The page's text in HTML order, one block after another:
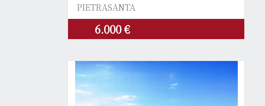
PIETRASANTA
6.000 €